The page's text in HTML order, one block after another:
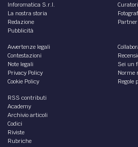
Inforomatica S.r.l.
La nostra storia
Redazione
Pubblicità
Curatori
Partner
Avvertenze legali
Contestazioni
Note legali
Privacy Policy
Cookie Policy
Sei un
Norme
Regole
RSS contributi
Academy
Archivio articoli
Codici
Riviste
Rubriche